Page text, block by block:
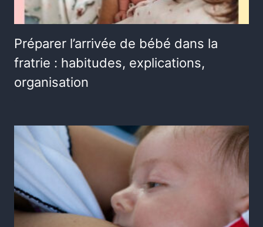
Préparer l’arrivée de bébé dans la
fratrie : habitudes, explications,
organisation